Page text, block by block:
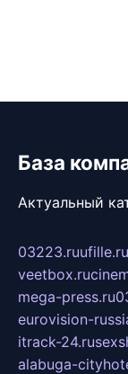
База
Актуальный
03223.ruufille.ru
veetbox.ru
mega-press.ru
eurovision-
itrack-24.ru
alabuga-